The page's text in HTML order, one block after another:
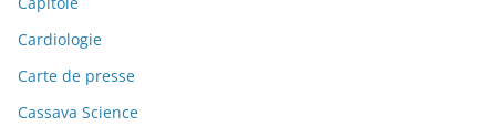
Cardiologie
Carte de presse
Cassava Science